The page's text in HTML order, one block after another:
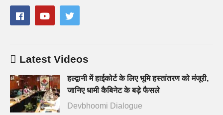
Latest Videos
हल्द्वानी में हाईकोर्ट के लिए भूमि हस्तांतरण को मंजूरी,
जानिए धामी कैबिनेट के बड़े फैसले
Devbhoomi Dialogue